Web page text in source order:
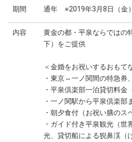
期間 通年 ※2019年3月8日（金
内容
黄金の都・平泉ならではの
下）をご提供
＜金婚をお祝いするおもて
・東京⇔一ノ関間の特急券
・平泉倶楽部一泊貸切料金
・一ノ関駅から平泉倶楽部
・朝夕食付（お祝い膳のス
・ガイド付き平泉観光（世
光、貸切船による猊鼻渓（